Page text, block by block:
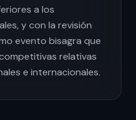
a los
y con la revisión
evento bisagra que
relativas
e internacionales.